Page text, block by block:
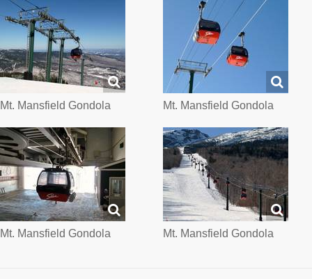
Mt. Mansfield Gondola Mt. Mansfield Gondola
Mt. Mansfield Gondola Mt. Mansfield Gondola